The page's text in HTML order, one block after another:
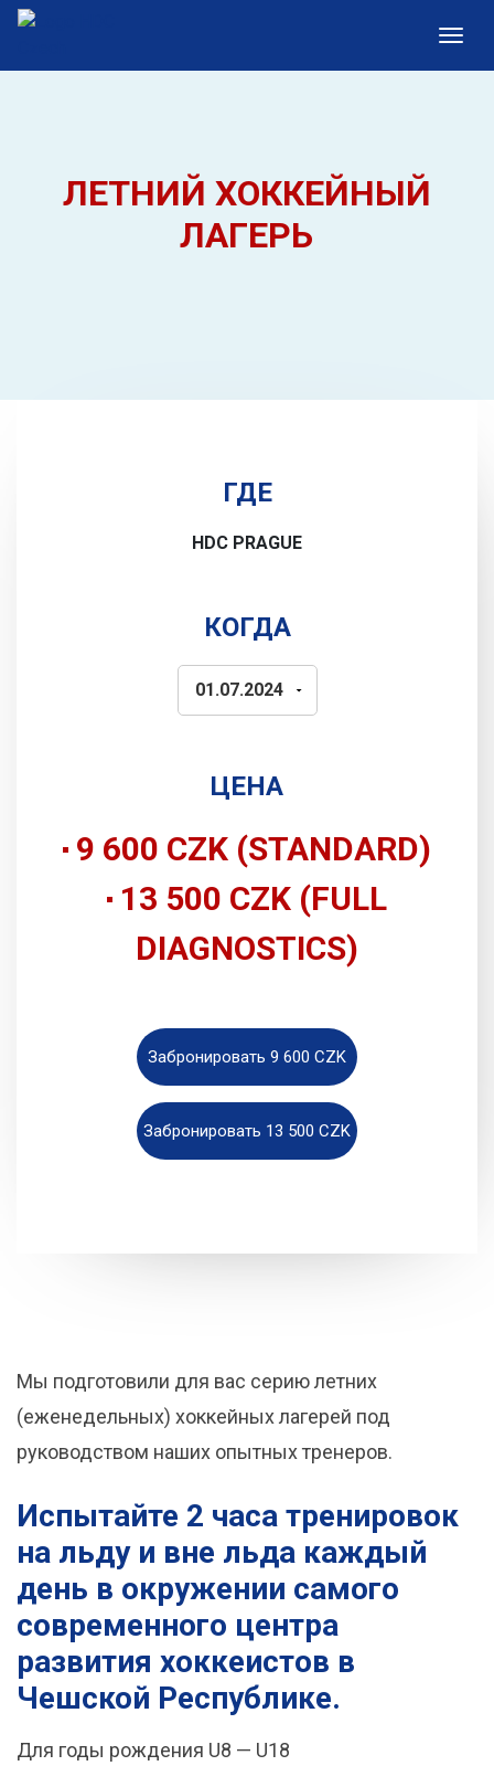
ЛЕТНИЙ ХОККЕЙНЫЙ
ЛАГЕРЬ
ГДЕ
HDC PRAGUE
КОГДА
ЦЕНА
9 600 CZK (STANDARD)
13 500 CZK (FULL
DIAGNOSTICS)
Забронировать 9 600 CZK
Забронировать 13 500 CZK
Мы подготовили для вас серию летних
(еженедельных) хоккейных лагерей под
руководством наших опытных тренеров.
Испытайте 2 часа тренировок
на льду и вне льда каждый
день в окружении самого
современного центра
развития хоккеистов в
Чешской Республике.
Для годы рождения U8 — U18